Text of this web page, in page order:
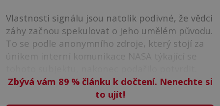
Vlastnosti signálu jsou natolik podivné, že vědci
záhy začnou spekulovat o jeho umělém původu.
To se podle anonymního zdroje, který stojí za
únikem interní komunikace NASA týkající se
Zbývá vám 89 %článku k dočtení. Nenechte si
to ujít!